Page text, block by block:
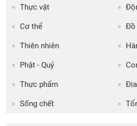
Thực vật
Cơ thể Đồ
Thiên nhiên
Phật - Quỷ
Thực phẩm
Sống chết